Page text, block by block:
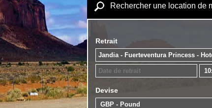
Rechercher une location de
Retrait
Devise